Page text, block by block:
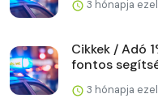
3 hónapja
Cikkek / Adó
fontos
3 hónapja